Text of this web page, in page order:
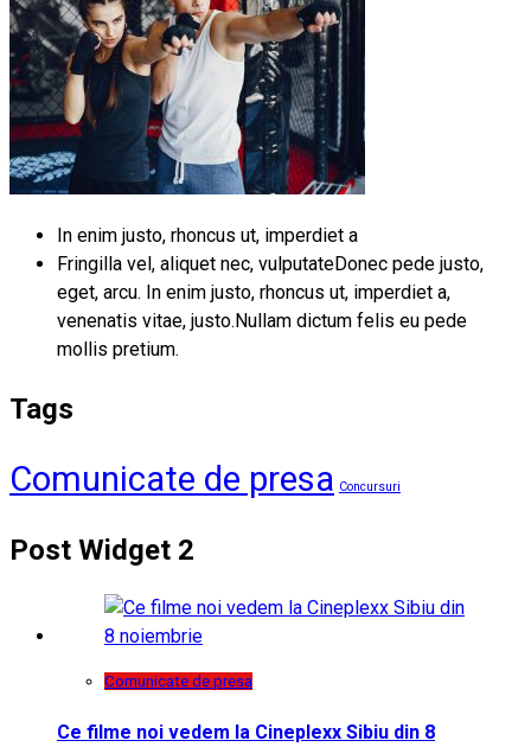
In enim justo, rhoncus ut, imperdiet a
Fringilla vel, aliquet nec, vulputateDonec pede justo,
eget, arcu. In enim justo, rhoncus ut, imperdiet a,
venenatis vitae, justo.Nullam dictum felis eu pede
mollis pretium.
Tags
Comunicate de presa Concursuri
Post Widget 2
Comunicate de presa
Ce filme noi vedem la Cineplexx Sibiu din 8